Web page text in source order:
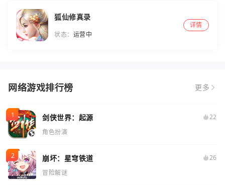
狐仙修真录
状态： 运营中
详情
网络游戏排行榜 更多
剑侠世界：起源
22
角色扮演
崩坏：星穹铁道
26
冒险解谜